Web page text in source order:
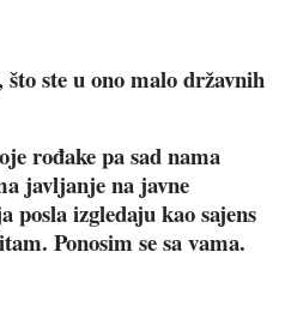
ste u ono malo državnih
rođake pa sad nama
javljanje na javne
posla izgledaju kao sajens
Ponosim se sa vama.